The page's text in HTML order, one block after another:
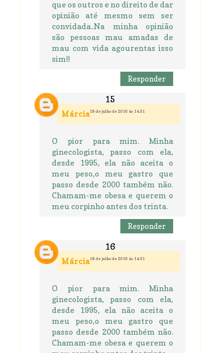
que os outros e no direito de dar
opinião até mesmo sem ser
convidada..Na minha opinião
são pessoas mau amadas de
mau com vida agourentas isso
sim!!
Responder
Márcia18 de julho de 2016 às 14:51
O pior para mim. Minha
ginecologista, passo com ela,
desde 1995, ela não aceita o
meu peso,o meu gastro que
passo desde 2000 também não.
Chamam-me obesa e querem o
meu corpinho antes dos trinta.
Responder
Márcia18 de julho de 2016 às 14:51
O pior para mim. Minha
ginecologista, passo com ela,
desde 1995, ela não aceita o
meu peso,o meu gastro que
passo desde 2000 também não.
Chamam-me obesa e querem o